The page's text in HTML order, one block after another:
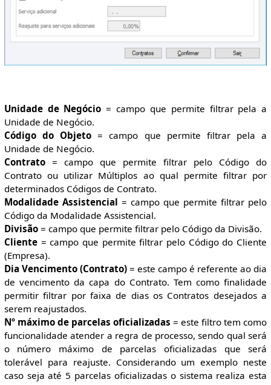
Unidade de Negócio = campo que permite filtrar pela a
Unidade de Negócio.
Código do Objeto = campo que permite filtrar pela a
Unidade de Negócio.
Contrato= campo que permite filtrar pelo Código do
Contrato ou utilizar Múltiplos ao qual permite filtrar por
determinados Códigos de Contrato.
Modalidade Assistencial = campo que permite filtrar pelo
Código da Modalidade Assistencial.
Divisão= campo que permite filtrar pelo Código da Divisão.
Cliente= campo que permite filtrar pelo Código do Cliente
(Empresa).
Dia Vencimento (Contrato)= este campo é referente ao dia
de vencimento da capa do Contrato. Tem como finalidade
permitir filtrar por faixa de dias os Contratos desejados a
serem reajustados.
Nº máximo de parcelas oficializadas= este filtro tem como
funcionalidade atender a regra de processo, sendo qual será
o número máximo de parcelas oficializadas que será
tolerável para reajuste. Considerando um exemplo neste
caso seja até 5 parcelas oficializadas o sistema realiza esta